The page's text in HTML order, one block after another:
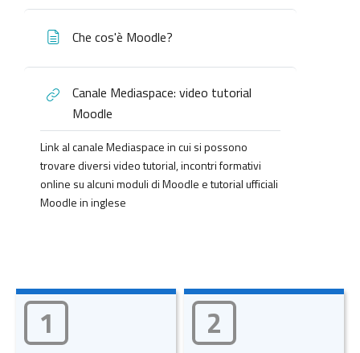
Che cos'è Moodle?
Canale Mediaspace: video tutorial
Moodle
Link al canale Mediaspace in cui si possono
trovare diversi video tutorial, incontri formativi
online su alcuni moduli di Moodle e tutorial ufficiali
Moodle in inglese
1 2